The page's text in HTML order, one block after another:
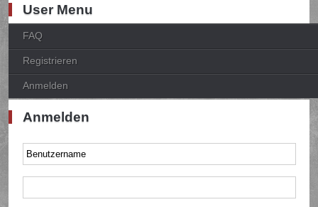
User Menu
FAQ
Registrieren
Anmelden
Anmelden